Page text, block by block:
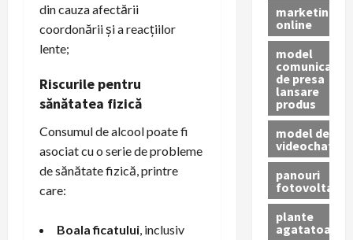
din cauza afectării
coordonării și a reacțiilor
lente;
Riscurile pentru
sănătatea fizică
Consumul de alcool poate fi
asociat cu o serie de probleme
de sănătate fizică, printre
care:
Boala ficatului , inclusiv
marketing
online
model
comunicat
de presa
lansare
produs
model de
videochat
panouri
fotovoltaice
plante
agatatoare